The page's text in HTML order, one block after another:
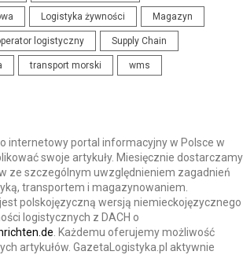
Logistyka żywności Magazyn
logistyczny Supply Chain
transport morski wms
internetowy portal informacyjny w Polsce w
swoje artykuły. Miesięcznie dostarczamy
ze szczególnym uwzględnieniem zagadnień
transportem i magazynowaniem.
polskojęzyczną wersją niemieckojęzycznego
logistycznych z DACH o
. Każdemu oferujemy możliwość
artykułów. GazetaLogistyka.pl aktywnie